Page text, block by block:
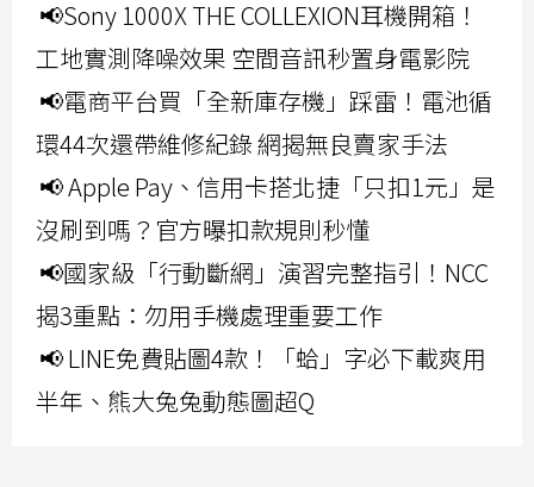
📢Sony 1000X THE COLLEXION耳機開箱！
工地實測降噪效果 空間音訊秒置身電影院
📢電商平台買「全新庫存機」踩雷！電池循
環44次還帶維修紀錄 網揭無良賣家手法
📢 Apple Pay、信用卡搭北捷「只扣1元」是
沒刷到嗎？官方曝扣款規則秒懂
📢國家級「行動斷網」演習完整指引！NCC
揭3重點：勿用手機處理重要工作
📢 LINE免費貼圖4款！「蛤」字必下載爽用
半年、熊大兔兔動態圖超Q